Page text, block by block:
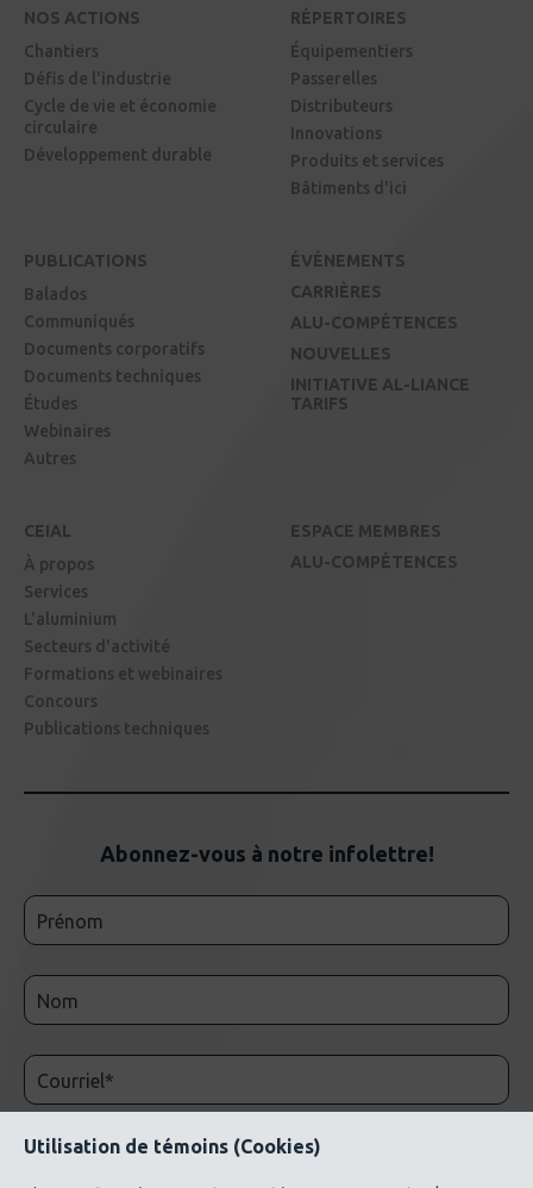
NOS ACTIONS
Chantiers
Défis de l'industrie
Cycle de vie et économie
circulaire
Développement durable
RÉPERTOIRES
Équipementiers
Passerelles
Distributeurs
Innovations
Produits et services
Bâtiments d'ici
PUBLICATIONS
Balados
Communiqués
Documents corporatifs
Documents techniques
Études
Webinaires
Autres
ÉVÉNEMENTS
CARRIÈRES
ALU-COMPÉTENCES
NOUVELLES
INITIATIVE AL-LIANCE
TARIFS
CEIAL
À propos
Services
L'aluminium
Secteurs d'activité
Formations et webinaires
Concours
Publications techniques
ESPACE MEMBRES
ALU-COMPÉTENCES
Abonnez-vous à notre infolettre!
Utilisation de témoins (Cookies)